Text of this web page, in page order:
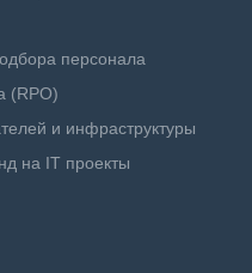
персонала
(RPO)
и инфраструктуры
на IT проекты